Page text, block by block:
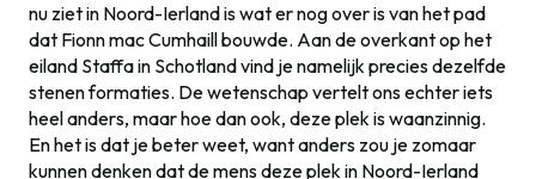
nu ziet in Noord-Ierland is wat er nog over is van het pad
dat Fionn mac Cumhaill bouwde. Aan de overkant op het
eiland Staffa in Schotland vind je namelijk precies dezelfde
stenen formaties. De wetenschap vertelt ons echter iets
heel anders, maar hoe dan ook, deze plek is waanzinnig.
En het is dat je beter weet, want anders zou je zomaar
kunnen denken dat de mens deze plek in Noord-Ierland